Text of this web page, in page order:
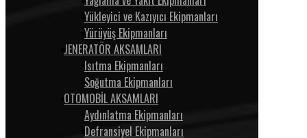
Yükleyici ve Kazıyıcı Ekipmanları
Yürüyüş Ekipmanları
JENERATÖR AKSAMLARI
Isıtma Ekipmanları
Soğutma Ekipmanları
OTOMOBİL AKSAMLARI
Aydınlatma Ekipmanları
Defransiyel Ekipmanları